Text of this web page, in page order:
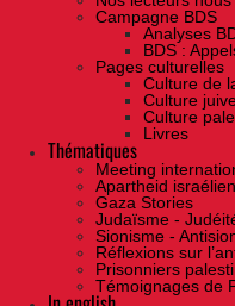
Campagne BDS
Analyses
BDS :
Pages culturelles
Culture de
Culture
Culture
Livres
Thématiques
Meeting
Apartheid israélien
Gaza Stories
Judaïsme -
Sionisme -
Réflexions sur
Prisonniers
Témoignages de